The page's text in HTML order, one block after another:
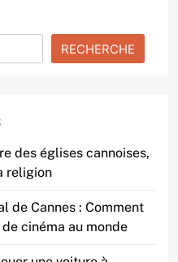
RECHERCHE
des églises cannoises,
religion
de Cannes : Comment
cinéma au monde